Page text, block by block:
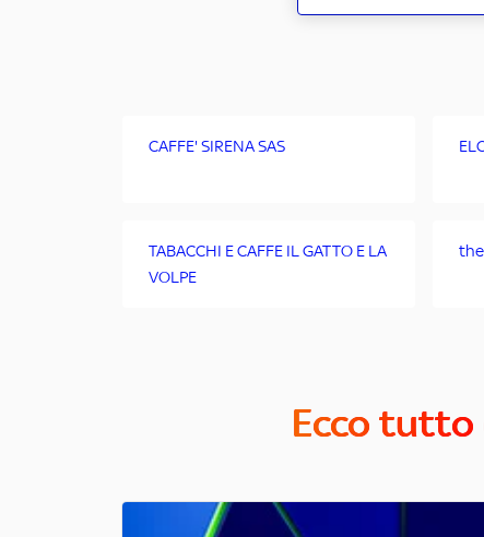
CAFFE' SIRENA SAS
TABACCHI E CAFFE IL GATTO E LA
VOLPE
Ecco tutto